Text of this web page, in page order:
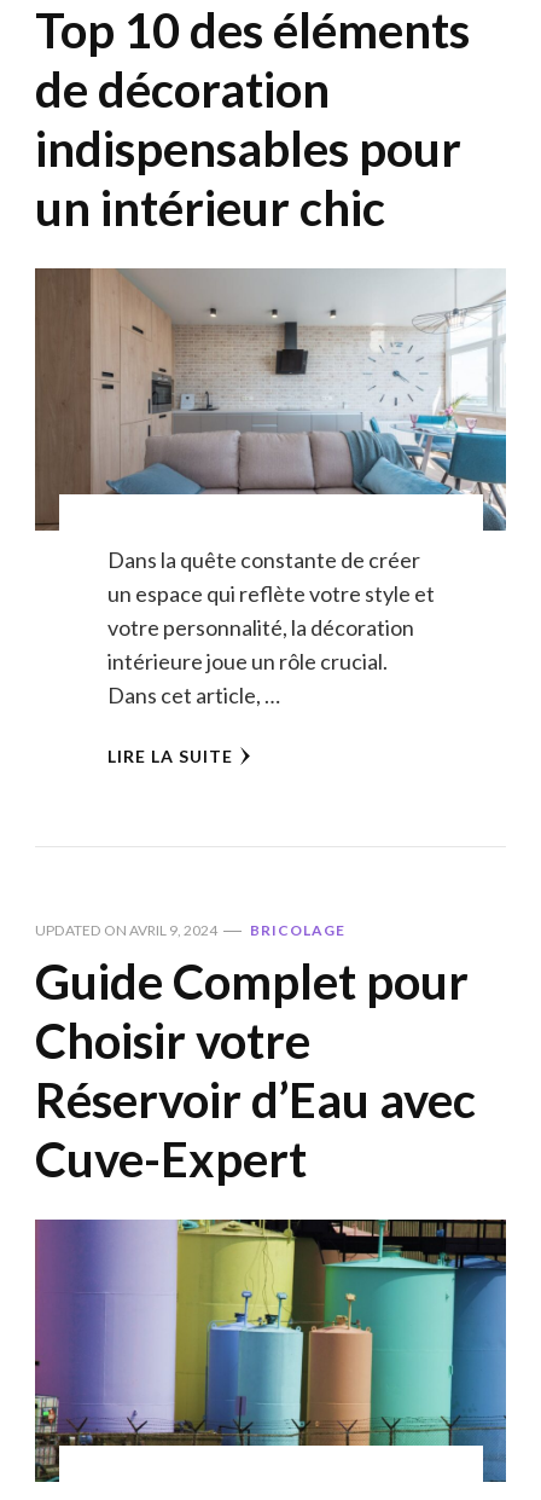
Top 10 des éléments
de décoration
indispensables pour
un intérieur chic
Dans la quête constante de créer
un espace qui reflète votre style et
votre personnalité, la décoration
intérieure joue un rôle crucial.
Dans cet article, …
LIRE LA SUITE
UPDATED ON AVRIL 9, 2024 BRICOLAGE
Guide Complet pour
Choisir votre
Réservoir d’Eau avec
Cuve-Expert